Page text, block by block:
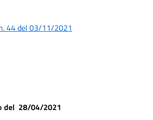
44 del 03/11/2021
del 28/04/2021